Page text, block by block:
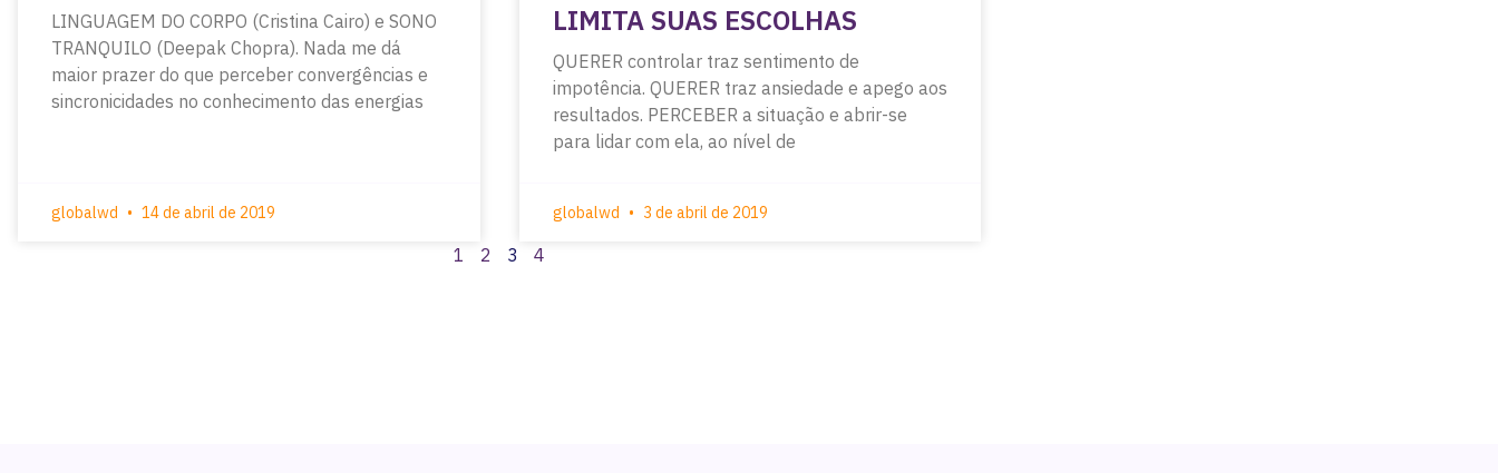
LINGUAGEM DO CORPO (Cristina Cairo) e SONO
TRANQUILO (Deepak Chopra). Nada me dá
maior prazer do que perceber convergências e
sincronicidades no conhecimento das energias
globalwd 14 de abril de 2019
LIMITA SUAS ESCOLHAS
QUERER controlar traz sentimento de
impotência. QUERER traz ansiedade e apego aos
resultados. PERCEBER a situação e abrir-se
para lidar com ela, ao nível de
globalwd 3 de abril de 2019
1 2 3 4